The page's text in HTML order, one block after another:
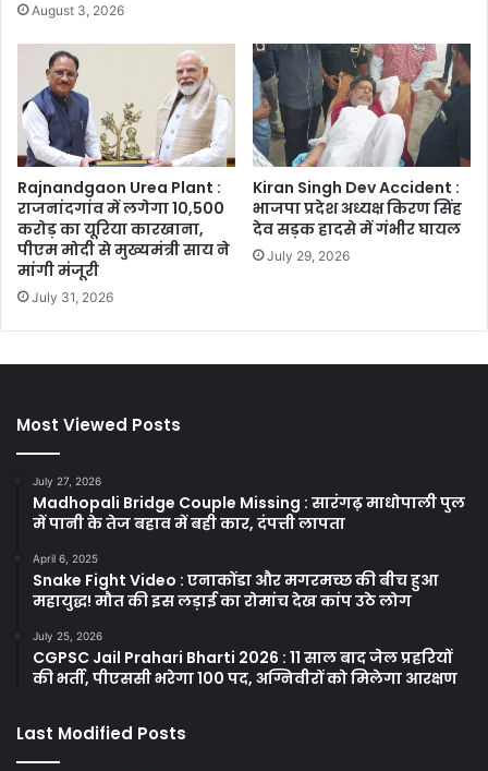
August 3, 2026
Rajnandgaon Urea Plant :
राजनांदगांव में लगेगा 10,500
करोड़ का यूरिया कारखाना,
पीएम मोदी से मुख्यमंत्री साय ने
मांगी मंजूरी
July 31, 2026
Kiran Singh Dev Accident :
भाजपा प्रदेश अध्यक्ष किरण सिंह
देव सड़क हादसे में गंभीर घायल
July 29, 2026
Most Viewed Posts
July 27, 2026
Madhopali Bridge Couple Missing : सारंगढ़ माधोपाली पुल
में पानी के तेज बहाव में बही कार, दंपत्ती लापता
April 6, 2025
Snake Fight Video : एनाकोंडा और मगरमच्छ की बीच हुआ
महायुद्ध! मौत की इस लड़ाई का रोमांच देख कांप उठे लोग
July 25, 2026
CGPSC Jail Prahari Bharti 2026 : 11 साल बाद जेल प्रहरियों
की भर्ती, पीएससी भरेगा 100 पद, अग्निवीरों को मिलेगा आरक्षण
Last Modified Posts